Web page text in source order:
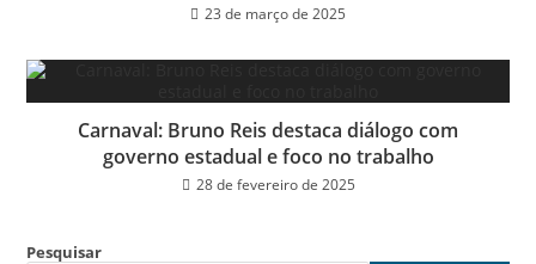
23 de março de 2025
Carnaval: Bruno Reis destaca diálogo com
governo estadual e foco no trabalho
28 de fevereiro de 2025
Pesquisar